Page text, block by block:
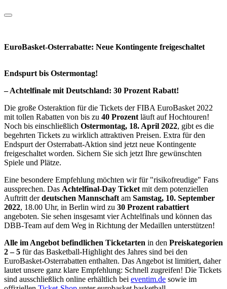
EuroBasket-Osterrabatte: Neue Kontingente freigeschaltet
Endspurt bis Ostermontag!
– Achtelfinale mit Deutschland: 30 Prozent Rabatt!
Die große Osteraktion für die Tickets der FIBA EuroBasket 2022
mit tollen Rabatten von bis zu 40 Prozent läuft auf Hochtouren!
Noch bis einschließlich Ostermontag, 18. April 2022, gibt es die
begehrten Tickets zu wirklich attraktiven Preisen. Extra für den
Endspurt der Osterrabatt-Aktion sind jetzt neue Kontingente
freigeschaltet worden. Sichern Sie sich jetzt Ihre gewünschten
Spiele und Plätze.
Eine besondere Empfehlung möchten wir für "risikofreudige" Fans
aussprechen. Das Achtelfinal-Day Ticket mit dem potenziellen
Auftritt derdeutschen Mannschaft am Samstag, 10. September
2022, 18.00 Uhr, in Berlin wird zu 30 Prozent rabattiert
angeboten. Sie sehen insgesamt vier Achtelfinals und können das
DBB-Team auf dem Weg in Richtung der Medaillen unterstützen!
Alle im Angebot befindlichen Ticketarten in den Preiskategorien
2 – 5 für das Basketball-Highlight des Jahres sind bei den
EuroBasket-Osterrabatten enthalten. Das Angebot ist limitiert, daher
lautet unsere ganz klare Empfehlung: Schnell zugreifen! Die Tickets
sind ausschließlich online erhältlich bei eventim.de sowie im